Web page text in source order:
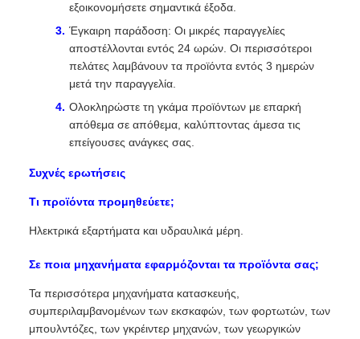
εξοικονομήσετε σημαντικά έξοδα.
Έγκαιρη παράδοση: Οι μικρές παραγγελίες
αποστέλλονται εντός 24 ωρών. Οι περισσότεροι
πελάτες λαμβάνουν τα προϊόντα εντός 3 ημερών
μετά την παραγγελία.
Ολοκληρώστε τη γκάμα προϊόντων με επαρκή
απόθεμα σε απόθεμα, καλύπτοντας άμεσα τις
επείγουσες ανάγκες σας.
Συχνές ερωτήσεις
Τι προϊόντα προμηθεύετε;
Ηλεκτρικά εξαρτήματα και υδραυλικά μέρη.
Σε ποια μηχανήματα εφαρμόζονται τα προϊόντα σας;
Τα περισσότερα μηχανήματα κατασκευής,
συμπεριλαμβανομένων των εκσκαφών, των φορτωτών, των
μπουλντόζες, των γκρέιντερ μηχανών, των γεωργικών